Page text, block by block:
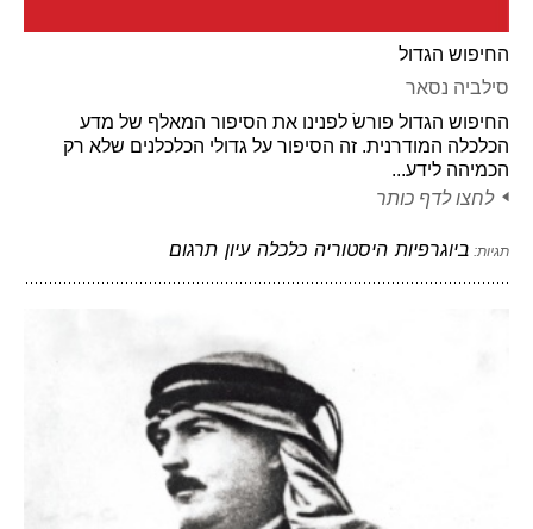
החיפוש הגדול
סילביה נסאר
החיפוש הגדול פורשׂ לפנינו את הסיפור המאלף של מדע
הכלכלה המודרנית. זה הסיפור על גדולי הכלכלנים שלא רק
הכמיהה לידע...
לחצו לדף כותר
תגיות: ביוגרפיות היסטוריה כלכלה עיון תרגום